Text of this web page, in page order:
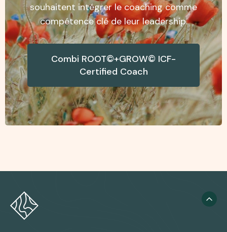
souhaitent intégrer le coaching comme
compétence clé de leur leadership.
Combi ROOT©+GROW© ICF-
Certified Coach